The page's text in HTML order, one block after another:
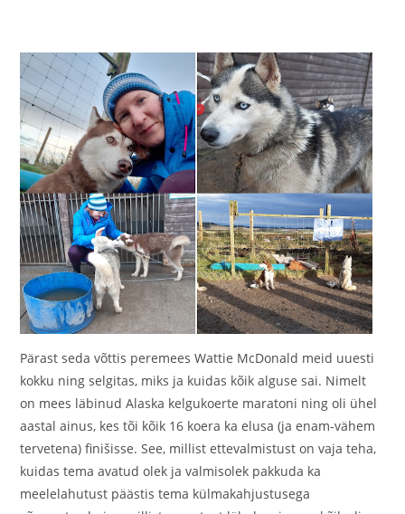
Pärast seda võttis peremees Wattie McDonald meid uuesti
kokku ning selgitas, miks ja kuidas kõik alguse sai. Nimelt
on mees läbinud Alaska kelgukoerte maratoni ning oli ühel
aastal ainus, kes tõi kõik 16 koera ka elusa (ja enam-vähem
tervetena) finišisse. See, millist ettevalmistust on vaja teha,
kuidas tema avatud olek ja valmisolek pakkuda ka
meelelahutust päästis tema külmakahjustusega